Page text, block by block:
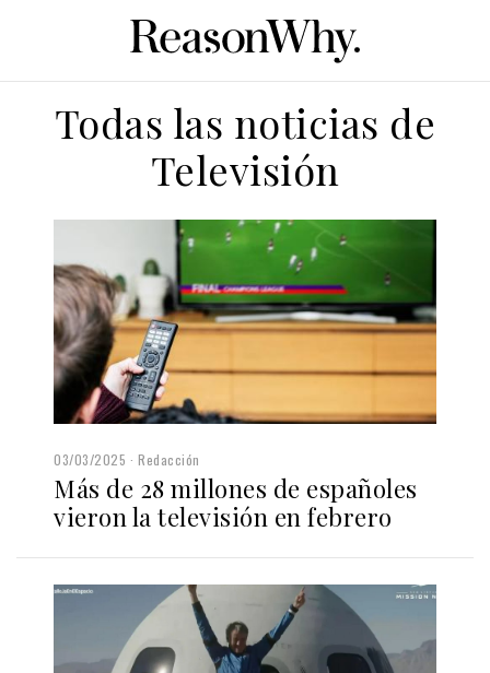
Todas las noticias de
Televisión
03/03/2025 Redacción
Más de 28 millones de españoles
vieron la televisión en febrero